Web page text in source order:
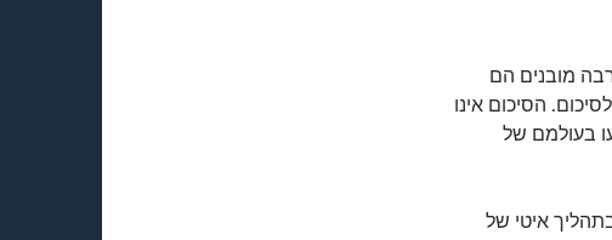
מובנים הם
הסיכום אינו
בעולמם של
איטי של